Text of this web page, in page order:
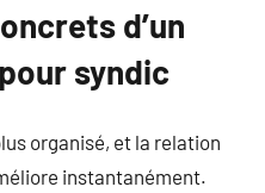
d’un
syndic
organisé, et la relation
instantanément.